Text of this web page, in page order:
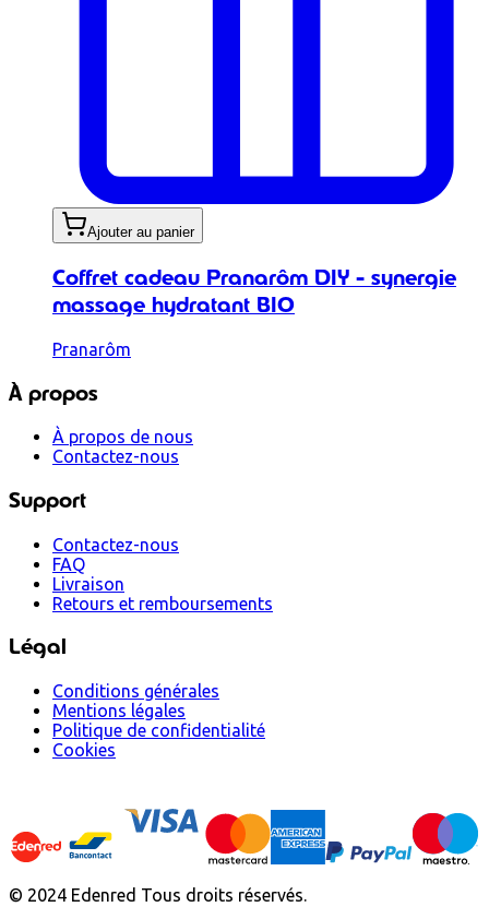
Ajouter au panier
Coffret cadeau Pranarôm DIY - synergie
massage hydratant BIO
Pranarôm
À propos
À propos de nous
Contactez-nous
Support
Contactez-nous
FAQ
Livraison
Retours et remboursements
Légal
Conditions générales
Mentions légales
Politique de confidentialité
Cookies
© 2024 Edenred Tous droits réservés.